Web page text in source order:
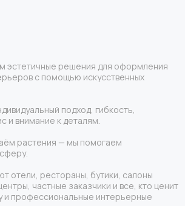
эстетичные решения для оформления
с помощью искусственных
подход, гибкость,
и внимание к деталям.
растения — мы помогаем
отели, рестораны, бутики, салоны
частные заказчики и все, кто ценит
и профессиональные интерьерные